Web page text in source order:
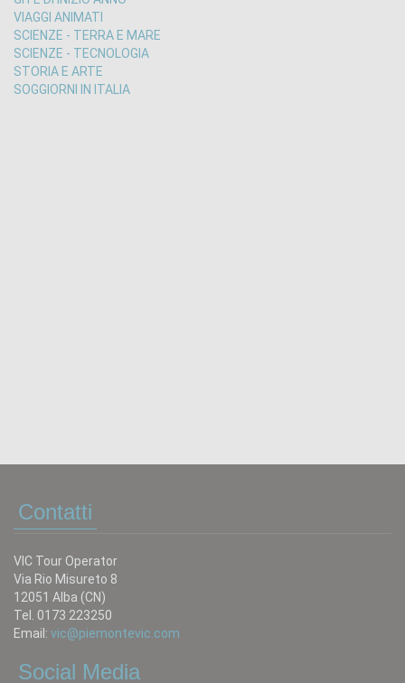
VIAGGI ANIMATI
SCIENZE - TERRA E MARE
SCIENZE - TECNOLOGIA
STORIA E ARTE
SOGGIORNI IN ITALIA
Contatti
VIC Tour Operator
Via Rio Misureto 8
12051 Alba (CN)
Tel. 0173 223250
Email: vic@piemontevic.com
Social Media